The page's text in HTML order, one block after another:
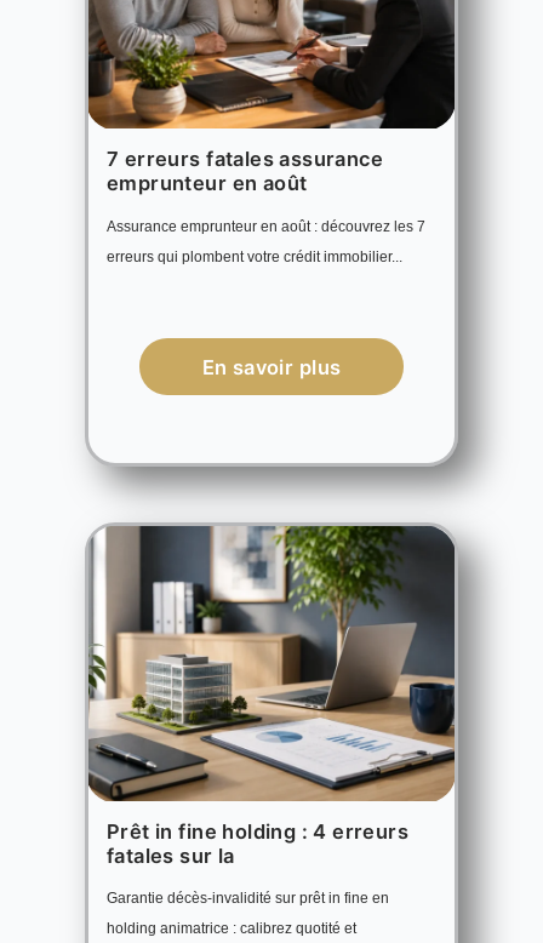
7 erreurs fatales assurance
emprunteur en août
Assurance emprunteur en août : découvrez les 7
erreurs qui plombent votre crédit immobilier...
En savoir plus
Prêt in fine holding : 4 erreurs
fatales sur la
Garantie décès-invalidité sur prêt in fine en
holding animatrice : calibrez quotité et